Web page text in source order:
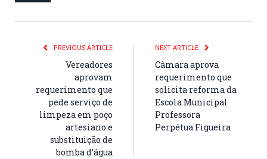
PREVIOUS ARTICLE
Vereadores
aprovam
requerimento que
pede serviço de
limpeza em poço
artesiano e
substituição de
bomba d’água
NEXT ARTICLE
Câmara aprova
requerimento que
solicita reforma da
Escola Municipal
Professora
Perpétua Figueira